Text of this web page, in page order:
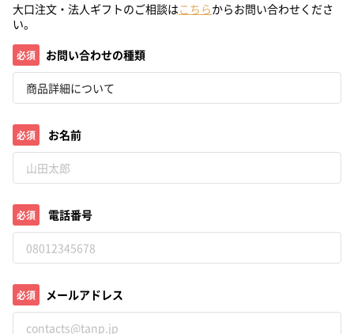
大口注文・法人ギフトのご相談はこちらからお問い合わせくださ
い。
必須 お問い合わせの種類
必須 お名前
必須 電話番号
必須 メールアドレス